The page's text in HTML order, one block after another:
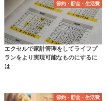
節約・貯金・生活費
エクセルで家計管理をしてライフプ
ランをより実現可能なものにするに
は
節約・貯金・生活費